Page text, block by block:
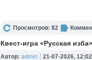
Просмотров: 82
Квест-игра «Русская изба»
Автор: admin 21-07-2026, 12:02